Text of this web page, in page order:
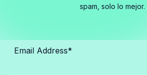
spam, solo lo mejor.